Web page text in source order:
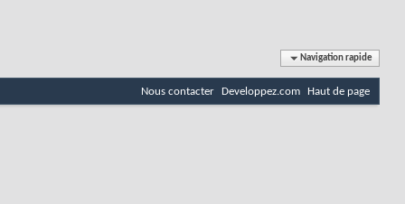
Navigation rapide
Nous contacter Developpez.com Haut de page